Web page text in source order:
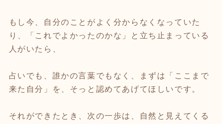
もし今、自分のことがよく分からなくなっていた
り、「これでよかったのかな」と立ち止まっている
人がいたら、
占いでも、誰かの言葉でもなく、まずは「ここまで
来た自分」を、そっと認めてあげてほしいです。
それができたとき、次の一歩は、自然と見えてくる